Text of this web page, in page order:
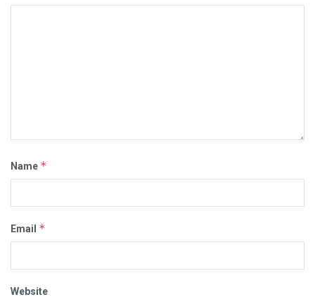
Name *
Email *
Website